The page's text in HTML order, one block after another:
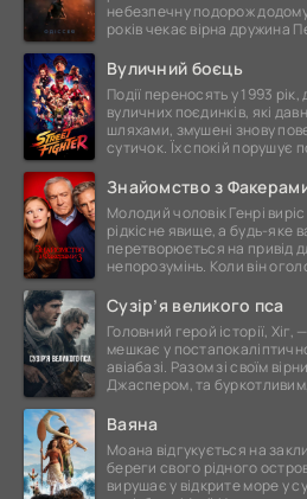
небезпечну подорож
років чекає вірна дружина
Вуличний боєць
Події переносять у 1993
вуличних поєдинків, які
шляхами, змушені знову
сутичок. Їх спокій порушує
Знайомство з
Молодий чоловік Генрі
рідкісне явище, а будь-яке
перетворюється на привід
непорозумінь. Коли він
Сузір’я великого пса
Головний герой історії, Хіг,
мешкає у
авіабазі. Разом зі своїм
Джаспером, та
Ваяна
Моана відгукується на
береги свого рідного
вирушає у відкрите море у